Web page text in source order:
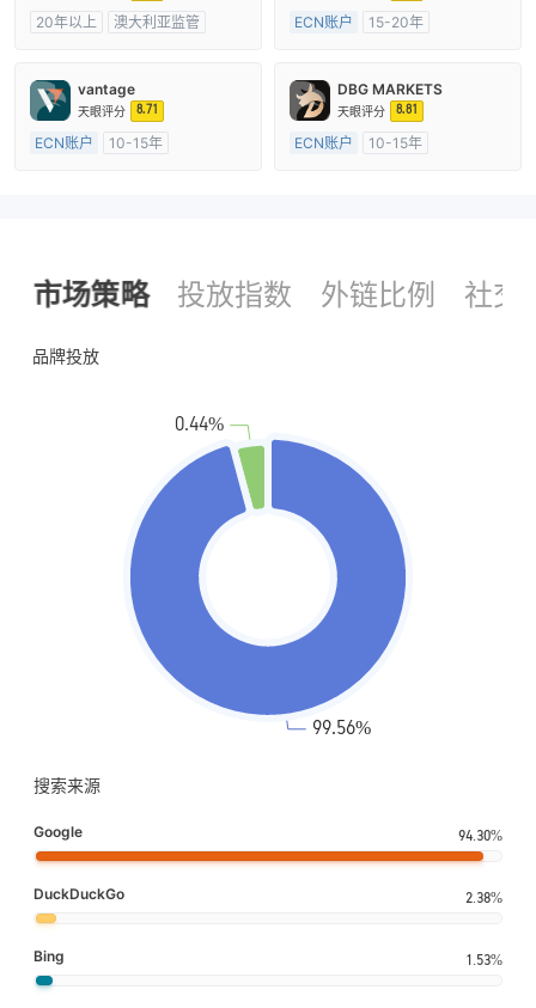
20年以上
澳大利亚监管
ECN账户
15-20年
主标MT4
vantage
天眼评分 8.71
ECN账户
10-15年
DBG MARKETS
天眼评分 8.81
ECN账户
10-15年
市场策略 投放指数 外链比例 社交
搜索来源
Google 94.30%
DuckDuckGo 2.38%
Bing 1.53%